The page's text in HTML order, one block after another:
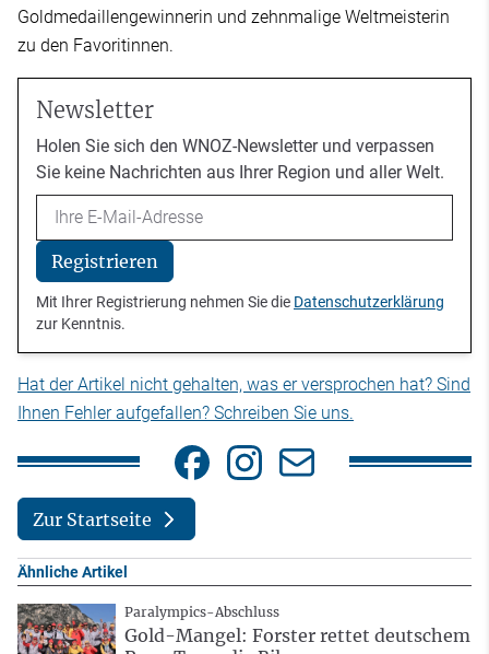
Goldmedaillengewinnerin und zehnmalige Weltmeisterin
zu den Favoritinnen.
Newsletter
Holen Sie sich den WNOZ-Newsletter und verpassen
Sie keine Nachrichten aus Ihrer Region und aller Welt.
Email
Registrieren
Mit Ihrer Registrierung nehmen Sie die Datenschutzerklärung
zur Kenntnis.
Hat der Artikel nicht gehalten, was er versprochen hat? Sind
Ihnen Fehler aufgefallen? Schreiben Sie uns.
Zur Startseite
Ähnliche Artikel
Paralympics-Abschluss
Gold-Mangel: Forster rettet deutschem